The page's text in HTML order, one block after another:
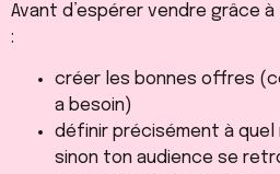
Avant d’espérer vendre grâce
:
créer les bonnes offres
a besoin)
définir précisément à quel
sinon ton audience se